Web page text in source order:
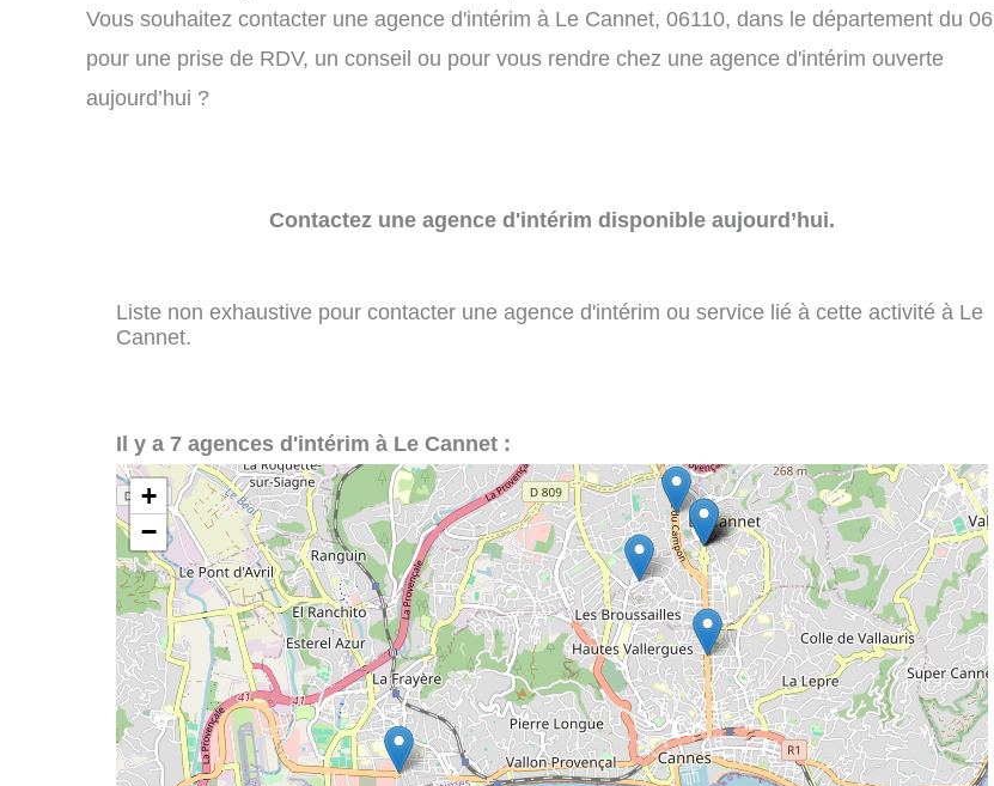
Vous souhaitez contacter une agence d'intérim à Le Cannet, 06110, dans le département du 06
pour une prise de RDV, un conseil ou pour vous rendre chez une agence d'intérim ouverte
aujourd’hui ?
Contactez une agence d'intérim disponible aujourd’hui.
Liste non exhaustive pour contacter une agence d'intérim ou service lié à cette activité à Le
Cannet.
Il y a 7 agences d'intérim à Le Cannet :
+
−